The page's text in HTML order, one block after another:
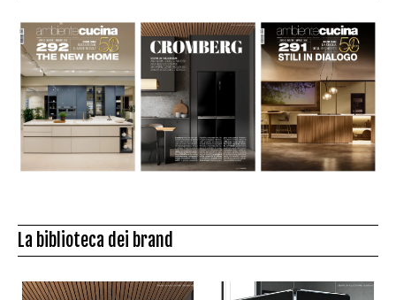
La biblioteca dei brand